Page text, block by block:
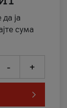
ја
сума
- +